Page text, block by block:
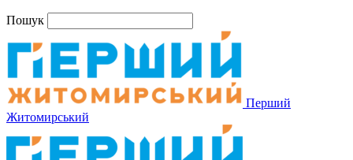
Пошук
Перший
Житомирський